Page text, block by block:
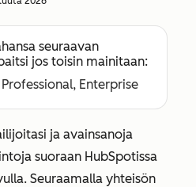
seuraavan
jos toisin mainitaan:
Professional, Enterprise
ja avainsanoja
suoraan HubSpotissa
Seuraamalla yhteisön